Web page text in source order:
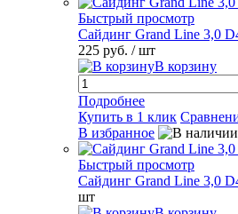
Быстрый просмотр
Сайдинг Grand Line 3,0
225 руб. / шт
В корзину
Подробнее
Купить в 1 клик
В избранное
Быстрый просмотр
Сайдинг Grand Line 3,0
шт